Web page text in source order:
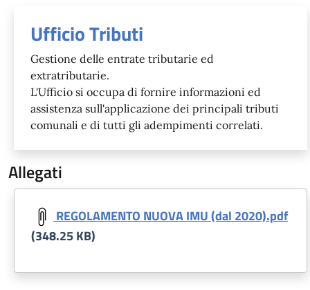
Unità organizzativa
Ufficio Tributi
Gestione delle entrate tributarie ed
extratributarie.
L'Ufficio si occupa di fornire informazioni ed
assistenza sull'applicazione dei principali tributi
comunali e di tutti gli adempimenti correlati.
Allegati
Document
REGOLAMENTO NUOVA IMU (dal 2020).pdf
(348.25 KB)